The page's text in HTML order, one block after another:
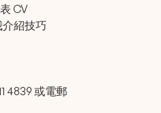
CV
紹技巧
4839 或電郵